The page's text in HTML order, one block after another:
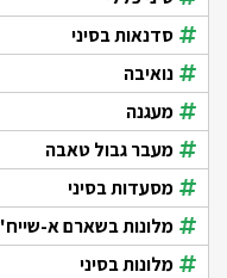
סדנאות בסיני
נואיבה
מעגנה
מעבר גבול טאבה
מסעדות בסיני
מלונות בשארם א-שייח'
מלונות בסיני